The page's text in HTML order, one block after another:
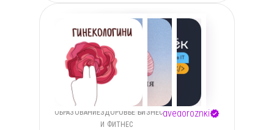
ОБРАЗОВАНИЕЗДОРОВЬЕ
И ФИТНЕС
БИЗНЕСdvedorozhki